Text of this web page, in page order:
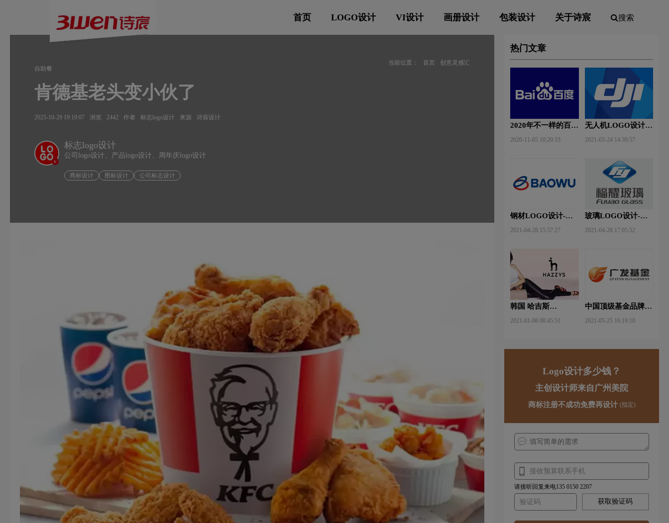
首页 LOGO设计 VI设计 画册设计 包装设计 关于诗宸 搜索
当前位置： 首页
创意灵感汇
自助餐
肯德基老头变小伙了
2025-10-29 19:19:07 浏览 2442 作者 标志logo设计 来源 诗宸设计
v
标志logo设计
公司logo设计、产品logo设计、周年庆logo设计
商标设计 图标设计 公司标志设计
热门文章
2020年不一样的百度
2020-11-05 10:20:33
无人机LOGO设计-
计
2021-03-24 14:39:57
钢材LOGO设计-宝
2021-04-28 15:57:27
玻璃LOGO设计-
logo设计
2021-04-28 17:05:52
韩国 哈吉斯
更新LOGO
2021-01-08 08:45:51
中国顶级基金品牌
领先品牌
2021-05-25 16:19:10
Logo设计多少钱？
主创设计师来自广州美院
商标注册不成功免费再设计 (指定)
请接听回复来电135 0150 2207
获取验证码